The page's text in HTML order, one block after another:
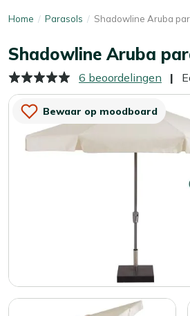
Home Parasols Shadowline Aruba
Shadowline Aruba
6 beoordelingen
Bewaar op moodboard